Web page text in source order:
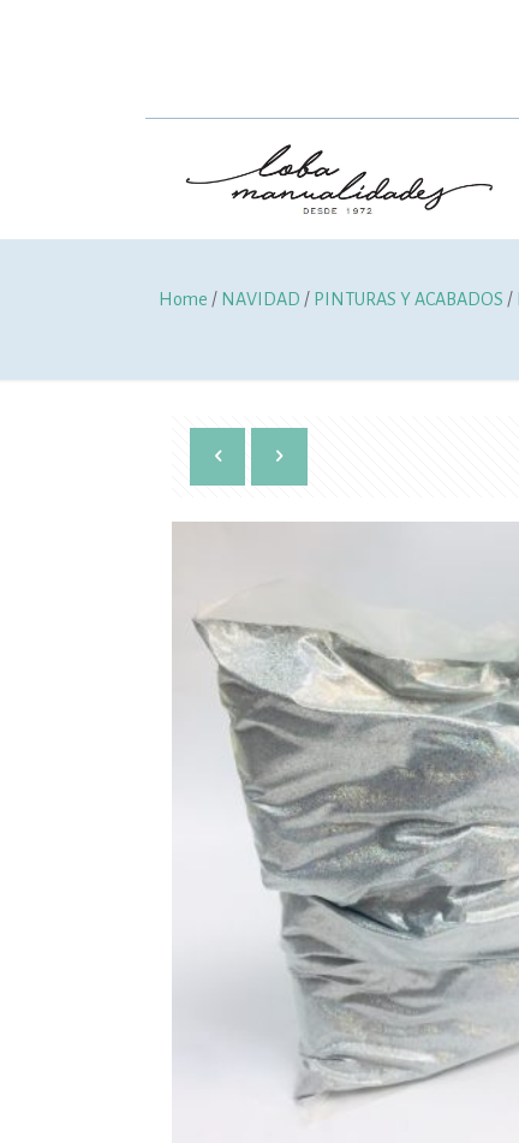
Home / NAVIDAD / PINTURAS Y ACABADOS /